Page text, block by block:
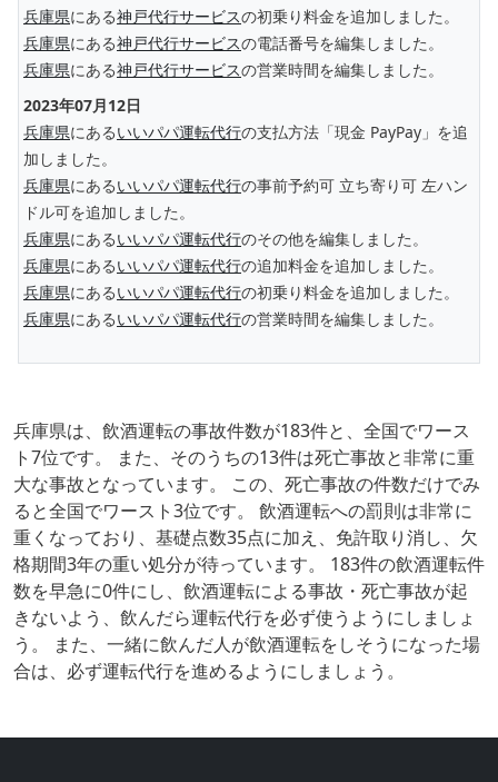
兵庫県にある神戸代行サービスの初乗り料金を追加しました。
兵庫県にある神戸代行サービスの電話番号を編集しました。
兵庫県にある神戸代行サービスの営業時間を編集しました。
2023年07月12日
兵庫県にあるいいパパ運転代行の支払方法「現金 PayPay」を追
加しました。
兵庫県にあるいいパパ運転代行の事前予約可 立ち寄り可 左ハン
ドル可を追加しました。
兵庫県にあるいいパパ運転代行のその他を編集しました。
兵庫県にあるいいパパ運転代行の追加料金を追加しました。
兵庫県にあるいいパパ運転代行の初乗り料金を追加しました。
兵庫県にあるいいパパ運転代行の営業時間を編集しました。
兵庫県は、飲酒運転の事故件数が183件と、全国でワース
ト7位です。 また、そのうちの13件は死亡事故と非常に重
大な事故となっています。 この、死亡事故の件数だけでみ
ると全国でワースト3位です。 飲酒運転への罰則は非常に
重くなっており、基礎点数35点に加え、免許取り消し、欠
格期間3年の重い処分が待っています。 183件の飲酒運転件
数を早急に0件にし、飲酒運転による事故・死亡事故が起
きないよう、飲んだら運転代行を必ず使うようにしましょ
う。 また、一緒に飲んだ人が飲酒運転をしそうになった場
合は、必ず運転代行を進めるようにしましょう。